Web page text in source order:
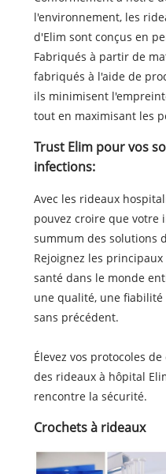
l'environnement, les
d'Elim sont conçus en
Fabriqués à partir de
fabriqués à l'aide de
ils minimisent
tout en maximisant les
Trust Elim pour vos
infections:
Avec les rideaux
pouvez croire que votre
summum des solutions
Rejoignez les
santé dans le monde
une qualité, une
sans précédent.
Élevez vos protocoles
des rideaux à hôpital
rencontre la sécurité.
Crochets à rideaux